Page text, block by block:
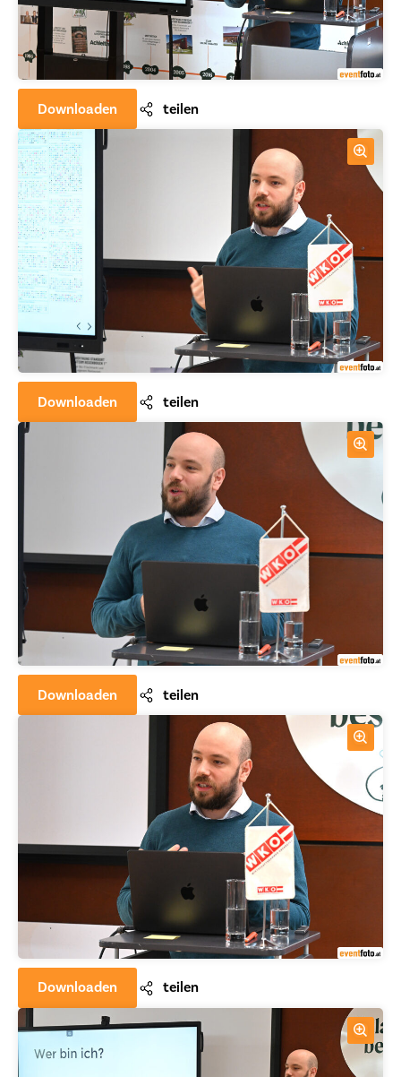
Downloaden teilen
Downloaden teilen
Downloaden teilen
Downloaden teilen